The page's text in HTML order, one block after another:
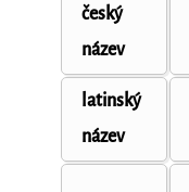
český
název
latinský
název